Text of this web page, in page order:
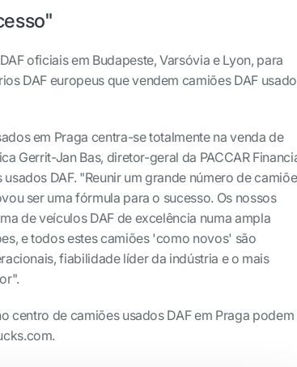
oficiais em Budapeste, Varsóvia e Lyon, para
DAF europeus que vendem camiões DAF
em Praga centra-se totalmente na venda de
Gerrit-Jan Bas, diretor-geral da PACCAR
DAF. "Reunir um grande número de
ser uma fórmula para o sucesso. Os nossos
de veículos DAF de excelência numa ampla
e todos estes camiões 'como novos' são
fiabilidade líder da indústria e o mais
centro de camiões usados DAF em Praga podem